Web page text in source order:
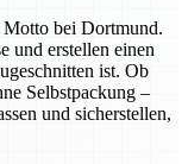
Motto bei Dortmund.
und erstellen einen
ist. Ob
Selbstpackung –
und sicherstellen,